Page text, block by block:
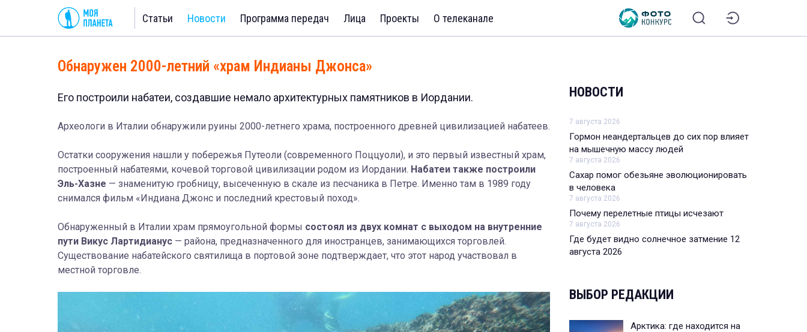
Статьи Новости Программа передач Лица Проекты О телеканале
Обнаружен 2000-летний «храм Индианы Джонса»
Его построили набатеи, создавшие немало архитектурных памятников в Иордании.
Археологи в Италии обнаружили руины 2000-летнего храма, построенного древней цивилизацией набатеев.
Остатки сооружения нашли у побережья Путеоли (современного Поццуоли), и это первый известный храм,
построенный набатеями, кочевой торговой цивилизации родом из Иордании. Набатеи также построили
Эль-Хазне — знаменитую гробницу, высеченную в скале из песчаника в Петре. Именно там в 1989 году
снимался фильм «Индиана Джонс и последний крестовый поход».
Обнаруженный в Италии храм прямоугольной формы состоял из двух комнат с выходом на внутренние
пути Викус Лартидианус — района, предназначенного для иностранцев, занимающихся торговлей.
Существование набатейского святилища в портовой зоне подтверждает, что этот народ участвовал в
местной торговле.
НОВОСТИ
7 августа 2026
Гормон неандертальцев до сих пор влияет
на мышечную массу людей
7 августа 2026
Сахар помог обезьяне эволюционировать
в человека
7 августа 2026
Почему перелетные птицы исчезают
7 августа 2026
Где будет видно солнечное затмение 12
августа 2026
ВЫБОР РЕДАКЦИИ
Арктика: где находится на